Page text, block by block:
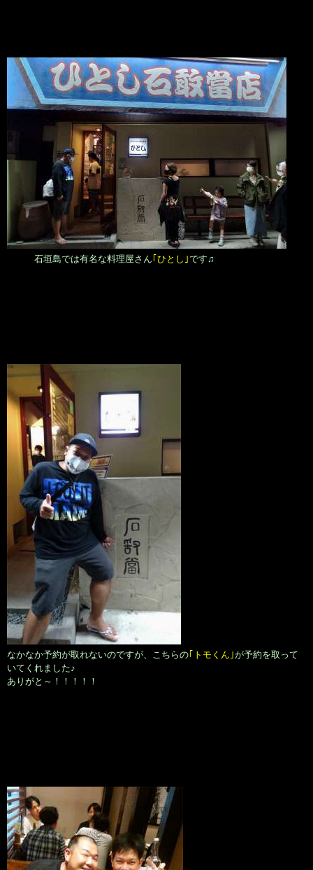
石垣島では有名な料理屋さん｢ひとし｣です♫
なかなか予約が取れないのですが、こちらの｢トモくん｣が予約を取って
いてくれました♪
ありがと～！！！！！